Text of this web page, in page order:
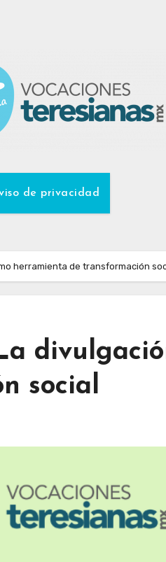
de privacidad
herramienta de transformación
social